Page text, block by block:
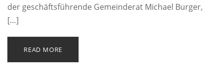
der geschäftsführende Gemeinderat Michael Burger,
[…]
READ MORE